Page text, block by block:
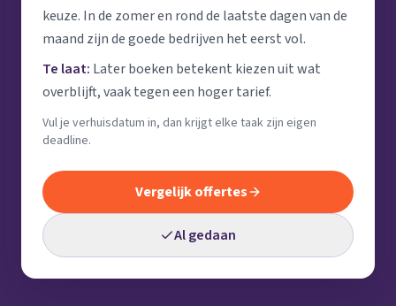
keuze. In de zomer en rond de laatste dagen van de
maand zijn de goede bedrijven het eerst vol.
Te laat: Later boeken betekent kiezen uit wat
overblijft, vaak tegen een hoger tarief.
Vul je verhuisdatum in, dan krijgt elke taak zijn eigen
deadline.
Vergelijk offertes
Al gedaan